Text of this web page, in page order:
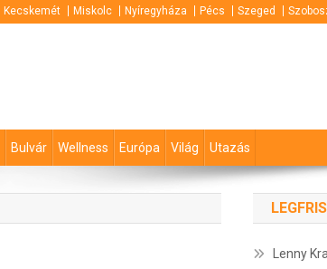
Kecskemét Miskolc Nyíregyháza Pécs Szeged
Bulvár Wellness Európa Világ Utazás
Lenny